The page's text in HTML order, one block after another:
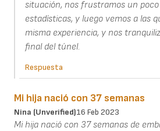
situación, nos frustramos un
estadísticas, y luego vemos a las
misma experiencia, y nos
final del túnel.
Respuesta
Mi hija nació con 37 semanas
Nina (unverified)16 Feb 2023
Mi hija nació con 37 semanas de